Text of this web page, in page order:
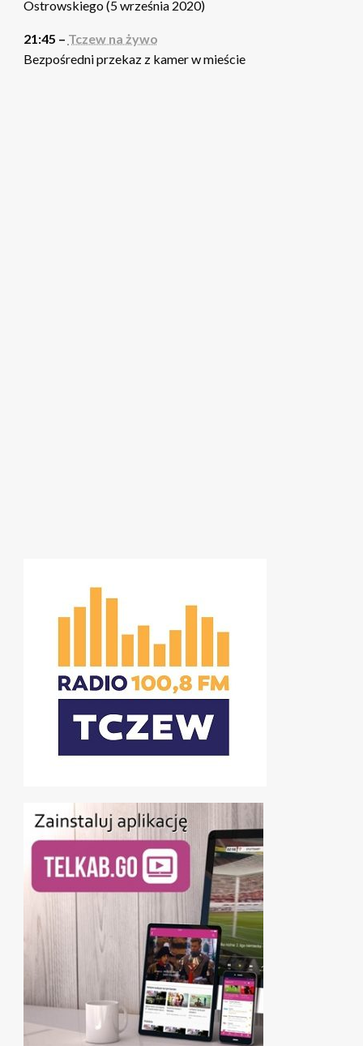
Ostrowskiego (5 września 2020)
21:45 – Tczew na żywo
Bezpośredni przekaz z kamer w mieście